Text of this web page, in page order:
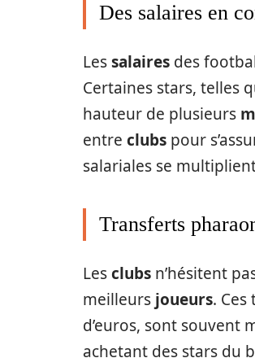
Des salaires en
Lessalaires des
Certaines stars, telles
hauteur de plusieurs
entre clubs pour
salariales se
Transferts
Lesclubs n’hésitent
meilleurs joueurs.
d’euros, sont souvent
achetant des stars du